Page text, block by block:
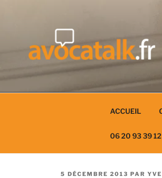
ACCUEIL
06 20 93 39 12
PUBLIÉ
5 DÉCEMBRE 2013 PAR